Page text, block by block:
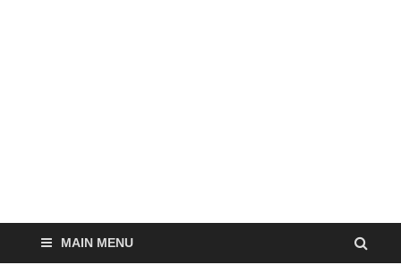
MAIN MENU